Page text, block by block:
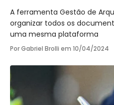
A ferramenta Gestão de
organizar todos os
uma mesma plataforma
Por Gabriel Brolli em 10/04/2024